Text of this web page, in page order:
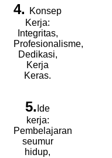
4.
Konsep
Kerja:
Integritas,
Profesionalisme,
Dedikasi,
Kerja
Keras.
5. Ide
kerja:
Pembelajaran
seumur
hidup,